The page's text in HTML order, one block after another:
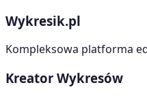
Wykresik.pl
Kompleksowa platforma
Kreator Wykresów